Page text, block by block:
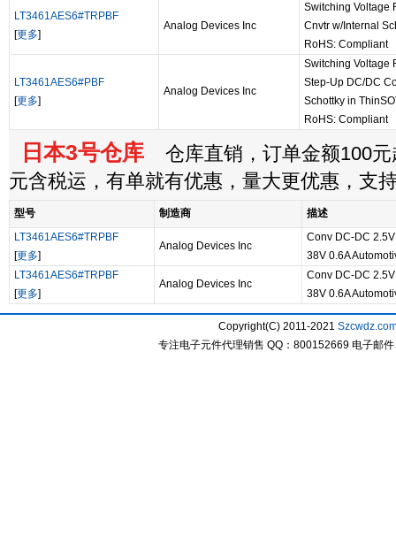
LT3461AES6#TRPBF
[更多]
Analog Devices Inc
Switching Voltage
Cnvtr w/Internal
RoHS: Compliant
LT3461AES6#PBF
[更多]
Analog Devices Inc
Switching Voltage
Step-Up DC/DC
Schottky in
RoHS: Compliant
日本3号仓库 仓库直销，订单金额100元
元含税运，有单就有优惠，量大更优惠，支
型号 制造商
描述
LT3461AES6#TRPBF
[更多]
Analog Devices Inc
Conv DC-DC
38V 0.6A
LT3461AES6#TRPBF
[更多]
Analog Devices Inc
Conv DC-DC
38V 0.6A
Copyright(C) 2011-2021
专注电子元件代理销售 QQ：800152669 电子邮